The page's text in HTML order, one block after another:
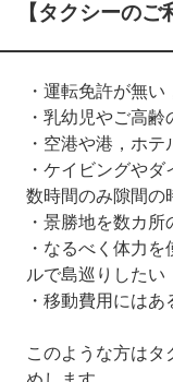
【タクシーのご
・運転免許が無
・乳幼児やご高
・空港や港，ホ
・ケイビングや
数時間のみ隙間の
・景勝地を数カ
・なるべく体力
ルで島巡りしたい
・移動費用には
このような方はタ